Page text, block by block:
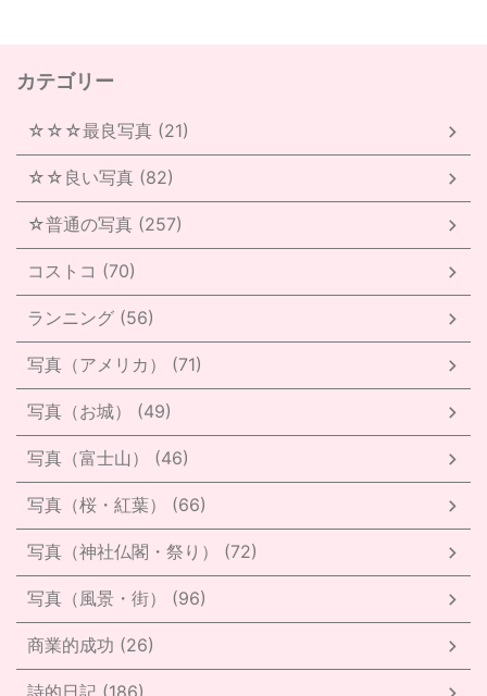
カテゴリー
☆☆☆最良写真 (21)
☆☆良い写真 (82)
☆普通の写真 (257)
コストコ (70)
ランニング (56)
写真（アメリカ） (71)
写真（お城） (49)
写真（富士山） (46)
写真（桜・紅葉） (66)
写真（神社仏閣・祭り） (72)
写真（風景・街） (96)
商業的成功 (26)